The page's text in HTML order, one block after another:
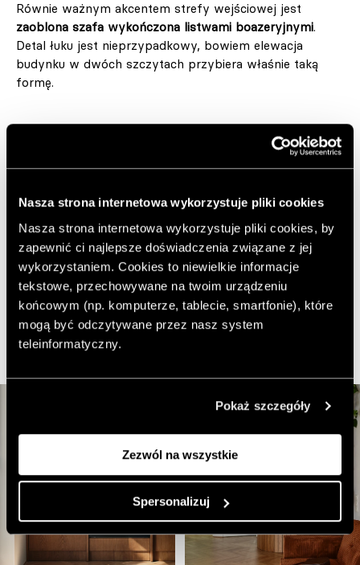
Nasza strona internetowa wykorzystuje pliki cookies
Nasza strona internetowa wykorzystuje pliki cookies, by
zapewnić ci najlepsze doświadczenia związane z jej
wykorzystaniem. Cookies to niewielkie informacje
tekstowe, przechowywane na twoim urządzeniu
końcowym (np. komputerze, tablecie, smartfonie), które
mogą być odczytywane przez nasz system
teleinformatyczny.
Pokaż szczegóły
Zezwól na wszystkie
Spersonalizuj
Równie ważnym akcentem strefy wejściowej jest
zaoblona szafa wykończona listwami boazeryjnymi.
Detal łuku jest nieprzypadkowy, bowiem elewacja
budynku w dwóch szczytach przybiera właśnie taką
formę.
sofa o ciepłym, rudym odcieniu.
obraz z pixodelic studio autorstwa
Sainer Etam, ulubionego artysty właścicieli mieszkania.
motyw we wnętrzu, który również pojawia się na
elewacji budynku. Stojące między kuchnią a
salonemkrzesła od mdd officemają prosty kształt
przypominający krzesła stanowiące umeblowanie biura.
Doskonale jednak odnajdują się w przestrzeni, która
ujmuje naturalnymi materiałami i kolorami. Wzrok
przyciąga także
stół jadalniany od G-plan i plakaty
Iwony Martynowskiej